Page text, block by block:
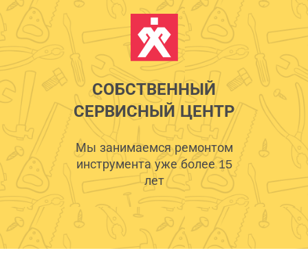
СОБСТВЕННЫЙ
СЕРВИСНЫЙ ЦЕНТР
Мы занимаемся ремонтом
инструмента уже более 15
лет